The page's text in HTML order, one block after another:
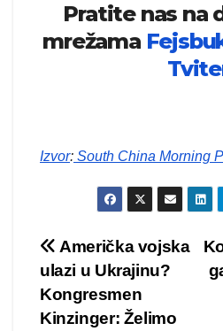
Pratite nas na
mrežama
Izvor: South China Morning
Kretanje
članka
Američka vojska
ulazi u Ukrajinu?
Kongresmen
Kinzinger: Želimo